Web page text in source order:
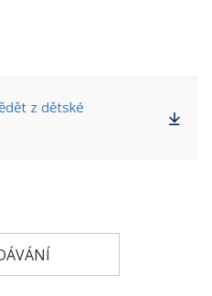
z dětské